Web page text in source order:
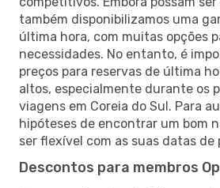
também disponibilizamos uma
última hora, com muitas opções
necessidades. No entanto, é
preços para reservas de última
altos, especialmente durante os
viagens em Coreia do Sul. Para
hipóteses de encontrar um bom
ser flexível com as suas datas de
Descontos para membros